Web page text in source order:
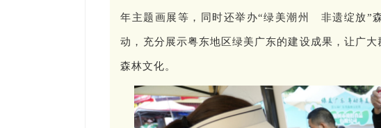
年主题画展等，同时还举办“绿美潮州 非遗绽放”
动，充分展示粤东地区绿美广东的建设成果，让广
森林文化。